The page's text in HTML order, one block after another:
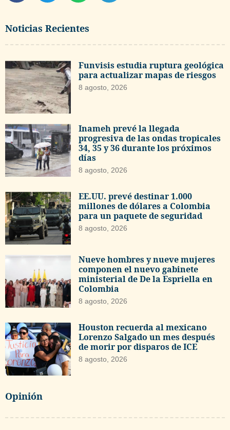
Noticias Recientes
Funvisis estudia ruptura geológica
para actualizar mapas de riesgos
8 agosto, 2026
Inameh prevé la llegada
progresiva de las ondas tropicales
34, 35 y 36 durante los próximos
días
8 agosto, 2026
EE.UU. prevé destinar 1.000
millones de dólares a Colombia
para un paquete de seguridad
8 agosto, 2026
Nueve hombres y nueve mujeres
componen el nuevo gabinete
ministerial de De la Espriella en
Colombia
8 agosto, 2026
Houston recuerda al mexicano
Lorenzo Salgado un mes después
de morir por disparos de ICE
8 agosto, 2026
Opinión